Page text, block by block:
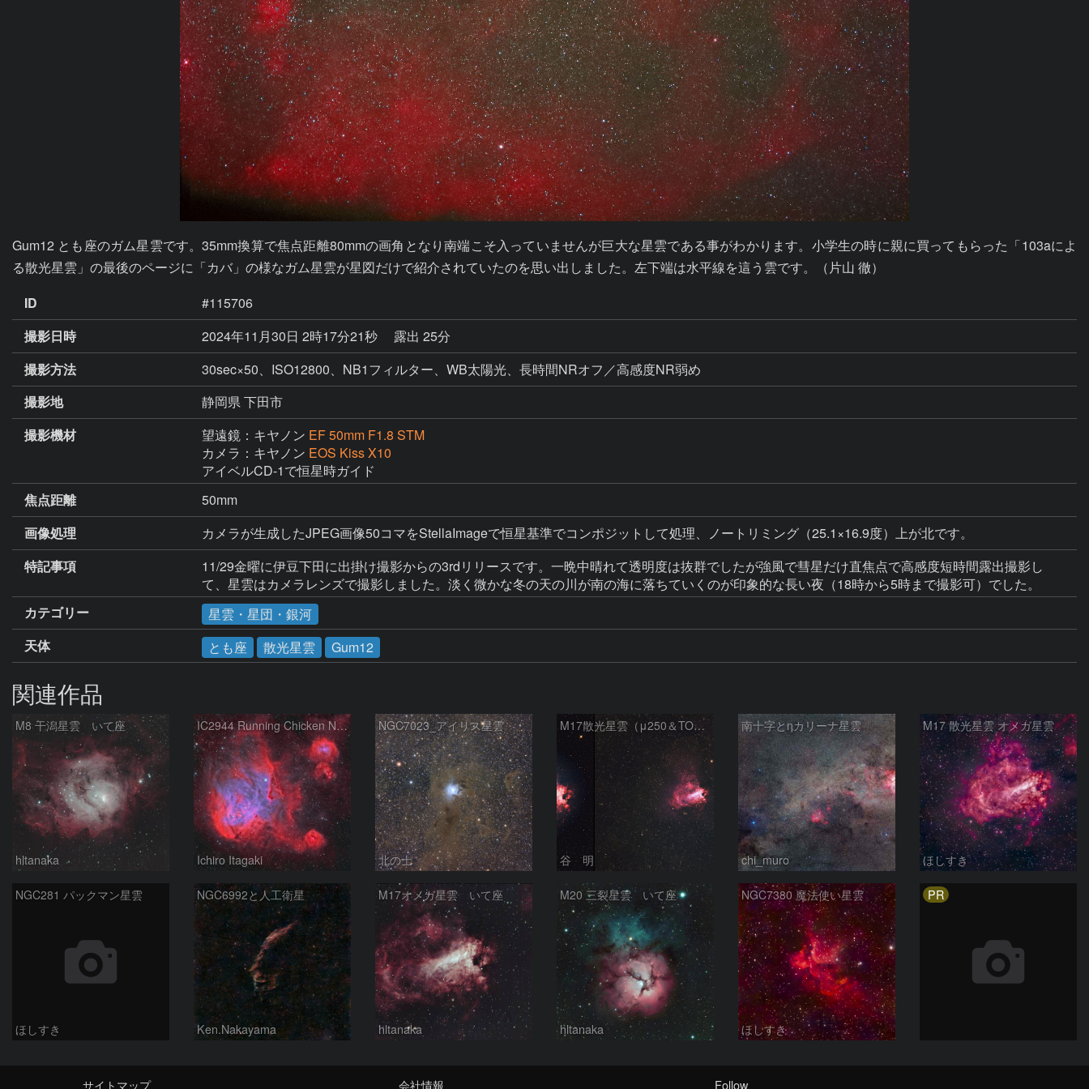
Gum12 とも座のガム星雲です。35mm換算で焦点距離80mmの画角となり南端こそ入っていませんが巨大な星雲である事がわかります。小学生の時に親に買ってもらった「103aによ
る散光星雲」の最後のページに「カバ」の様なガム星雲が星図だけで紹介されていたのを思い出しました。左下端は水平線を這う雲です。（片山 徹）
ID
#115706
撮影日時
2024年11月30日 2時17分21秒
露出 25分
撮影方法
30sec×50、ISO12800、NB1フィルター、WB太陽光、長時間NRオフ／高感度NR弱め
撮影地
静岡県 下田市
撮影機材
望遠鏡：キヤノン EF 50mm F1.8 STM
カメラ：キヤノン EOS Kiss X10
アイベルCD-1で恒星時ガイド
焦点距離
50mm
画像処理
カメラが生成したJPEG画像50コマをStellaImageで恒星基準でコンポジットして処理、ノートリミング（25.1×16.9度）上が北です。
特記事項
11/29金曜に伊豆下田に出掛け撮影からの3rdリリースです。一晩中晴れて透明度は抜群でしたが強風で彗星だけ直焦点で高感度短時間露出撮影し
て、星雲はカメラレンズで撮影しました。淡く微かな冬の天の川が南の海に落ちていくのが印象的な長い夜（18時から5時まで撮影可）でした。
カテゴリー
星雲・星団・銀河
天体
とも座 散光星雲 Gum12
関連作品
M8 干潟星雲 いて座
hltanaka
IC2944 Running Chicken Nebula
Ichiro Itagaki
NGC7023_アイリス星雲
北の士
M17散光星雲（μ250＆TOA130）
谷 明
南十字とηカリーナ星雲
chi_muro
M17 散光星雲 オメガ星雲
ほしすき
NGC281 パックマン星雲
ほしすき
NGC6992と人工衛星
Ken.Nakayama
M17オメガ星雲 いて座
hltanaka
M20 三裂星雲 いて座
hltanaka
NGC7380 魔法使い星雲
ほしすき
PR
サイトマップ 会社情報 Follow